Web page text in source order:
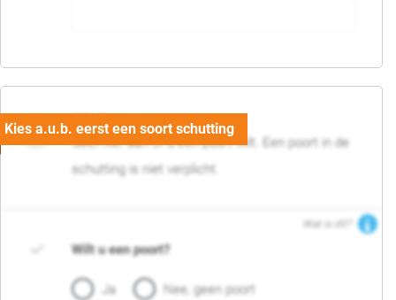
05. Poort
Geef hier aan of u een poort wilt. Een poort in de
schutting is niet verplicht.
Wat is dit?
Wilt u een poort?
Ja Nee, geen poort